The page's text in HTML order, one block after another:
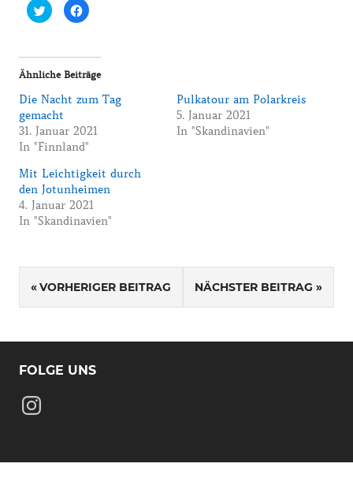
Klick,
um
teilen
in
Fenster
geöffnet)
Klick,
um
teilen
in
neuem
Fenster
geöffnet)
Ähnliche Beiträge
Die Nacht zum Tag
gemacht
31. Januar 2021
In "Finnland"
Pulkatour am Polarkreis
5. Januar 2021
In "Skandinavien"
Mit Leichtigkeit durch
den Jotunheimen
4. Januar 2021
In "Skandinavien"
Beitragsnavigation
VORHERIGER BEITRAG NÄCHSTER BEITRAG
FOLGE UNS
Instagram